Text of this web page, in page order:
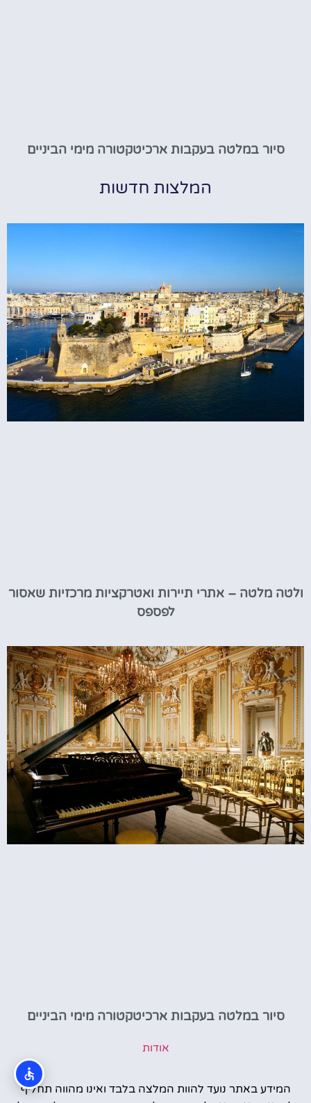
סיור במלטה בעקבות ארכיטקטורה מימי הביניים
המלצות חדשות
ולטה מלטה – אתרי תיירות ואטרקציות מרכזיות שאסור
לפספס
סיור במלטה בעקבות ארכיטקטורה מימי הביניים
אודות
המידע באתר נועד להוות המלצה בלבד ואינו מהווה תחליף